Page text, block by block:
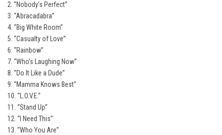
2. “Nobody’s Perfect”
3. “Abracadabra”
4. “Big White Room”
5. “Casualty of Love”
6. “Rainbow”
7. “Who’s Laughing Now”
8. “Do It Like a Dude”
9. “Mamma Knows Best”
10. “L.O.V.E.”
11. “Stand Up”
12. “I Need This”
13. “Who You Are”